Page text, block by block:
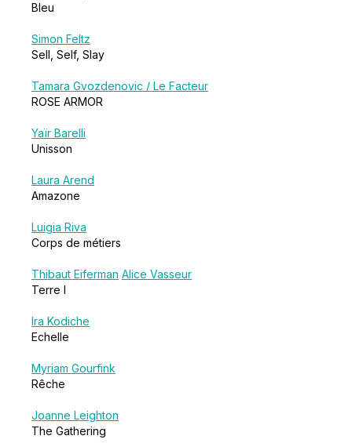
Bleu
Simon Feltz
Sell, Self, Slay
Tamara Gvozdenovic / Le Facteur
ROSE ARMOR
Yaïr Barelli
Unisson
Laura Arend
Amazone
Luigia Riva
Corps de métiers
Thibaut Eiferman Alice Vasseur
Terre I
Ira Kodiche
Echelle
Myriam Gourfink
Rêche
Joanne Leighton
The Gathering